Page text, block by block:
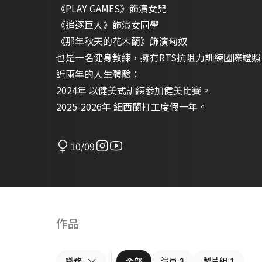
《PLAY GAMES》飾演女兒
《追逐巨人》飾演女同學
《那年秋天的花木蘭》飾演匈奴
也是一名健身教練，擁有RTS抗阻力訓練國際證
近兩年的人生體驗：
2024年 以健美式訓練参加健美比賽。
2025-2026年 細西蘭打工度假一年。
10/09
作品